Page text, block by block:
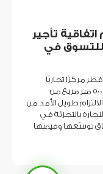
تأجير
للتسوق في
مركزًا تجاريًا
للتسوق بمساحة 3613 مترًا مربعًا إلى جانب 5000 متر مربع من
طويل الأمد من
بالتجزئة في
توسّعها وقيمتها